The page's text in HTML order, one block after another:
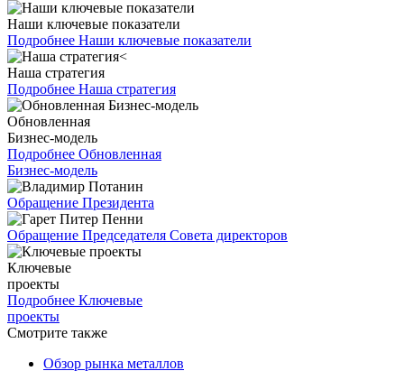
Наши ключевые показатели
Подробнее Наши ключевые показатели
Наша стратегия
Подробнее Наша стратегия
Обновленная
Бизнес-модель
Подробнее Обновленная
Бизнес-модель
Обращение Президента
Обращение Председателя Совета директоров
Ключевые
проекты
Подробнее Ключевые
проекты
Смотрите также
Обзор рынка металлов